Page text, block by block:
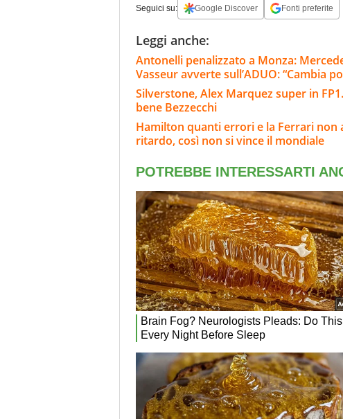
Seguici su: Google Discover Fonti preferite
Leggi anche:
Antonelli penalizzato a Monza:
Vasseur avverte sull’ADUO: “Cambia
Silverstone, Alex Marquez super in
bene Bezzecchi
Hamilton quanti errori e la Ferrari
ritardo, così non si vince il mondiale